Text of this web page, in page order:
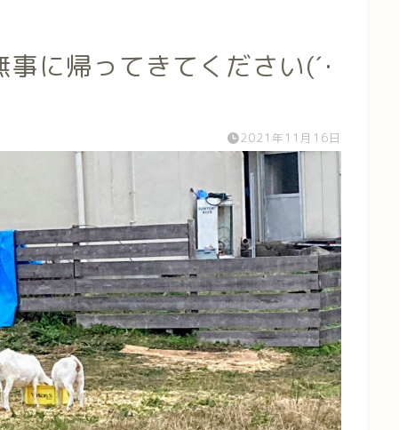
に帰ってきてください(´･
2021年11月16日